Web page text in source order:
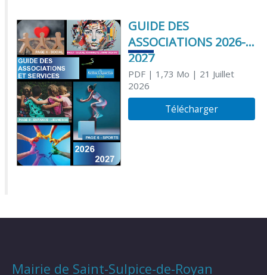
GUIDE DES
ASSOCIATIONS 2026-
2027
PDF| 1,73 Mo | 21 Juillet
2026
Télécharger
Mairie de Saint-Sulpice-de-Royan